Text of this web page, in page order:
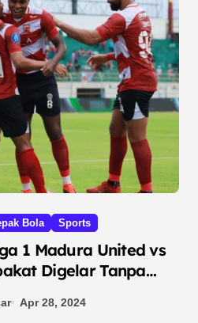
Bola Sports
1 Madura United vs
Digelar Tanpa
Apr 28, 2024